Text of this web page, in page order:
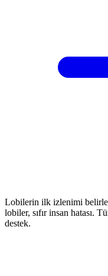
Lobilerin ilk izlenimi
lobiler, sıfır insan hatası.
destek.